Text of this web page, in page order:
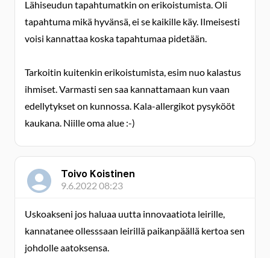
Lähiseudun tapahtumatkin on erikoistumista. Oli
tapahtuma mikä hyvänsä, ei se kaikille käy. Ilmeisesti
voisi kannattaa koska tapahtumaa pidetään.
Tarkoitin kuitenkin erikoistumista, esim nuo kalastus
ihmiset. Varmasti sen saa kannattamaan kun vaan
edellytykset on kunnossa. Kala-allergikot pysykööt
kaukana. Niille oma alue :-)
Toivo Koistinen
9.6.2022 08:23
Uskoakseni jos haluaa uutta innovaatiota leirille,
kannatanee ollesssaan leirillä paikanpäällä kertoa sen
johdolle aatoksensa.